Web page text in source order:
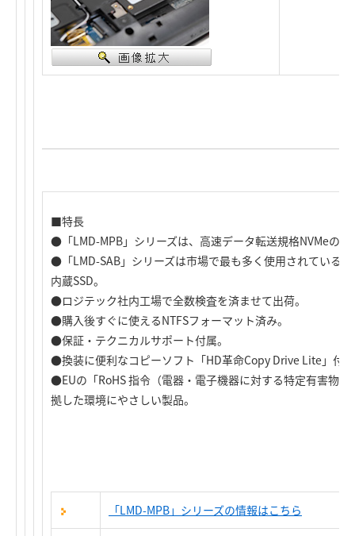
■特長
●「LMD-MPB」シリーズは、高速データ転送規格NVMeの
●「LMD-SAB」シリーズは市場で最も多く使用されている
内蔵SSD。
●ロジテック社内工場で全数検査を済ませて出荷。
●購入後すぐに使えるNTFSフォーマット済み。
●保証・テクニカルサポート付属。
●換装に便利なコピーソフト「HD革命Copy Drive Lite」付
●EUの「RoHS 指令（電器・電子機器に対する特定有害物
拠した環境にやさしい製品。
「LMD-MPB」シリーズの情報はこちら